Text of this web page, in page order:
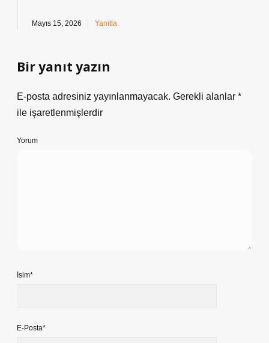
Mayıs 15, 2026 Yanıtla
Bir yanıt yazın
E-posta adresiniz yayınlanmayacak. Gerekli alanlar *
ile işaretlenmişlerdir
Yorum
İsim*
E-Posta*